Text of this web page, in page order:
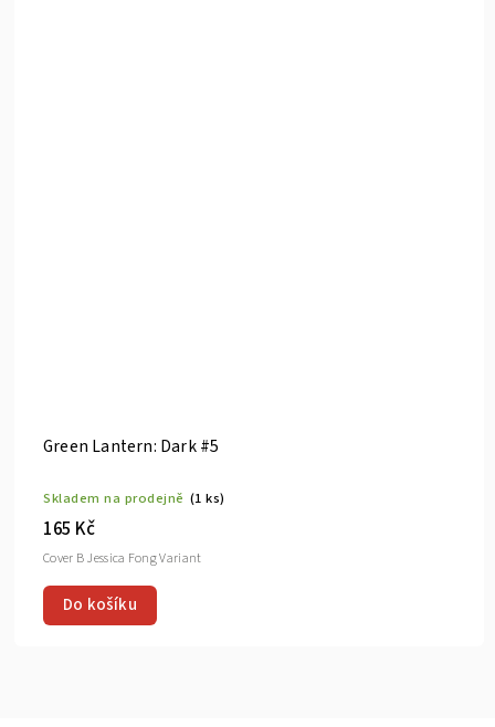
Green Lantern: Dark #5
Skladem na prodejně (1 ks)
165 Kč
Do košíku
Cover B Jessica Fong Variant